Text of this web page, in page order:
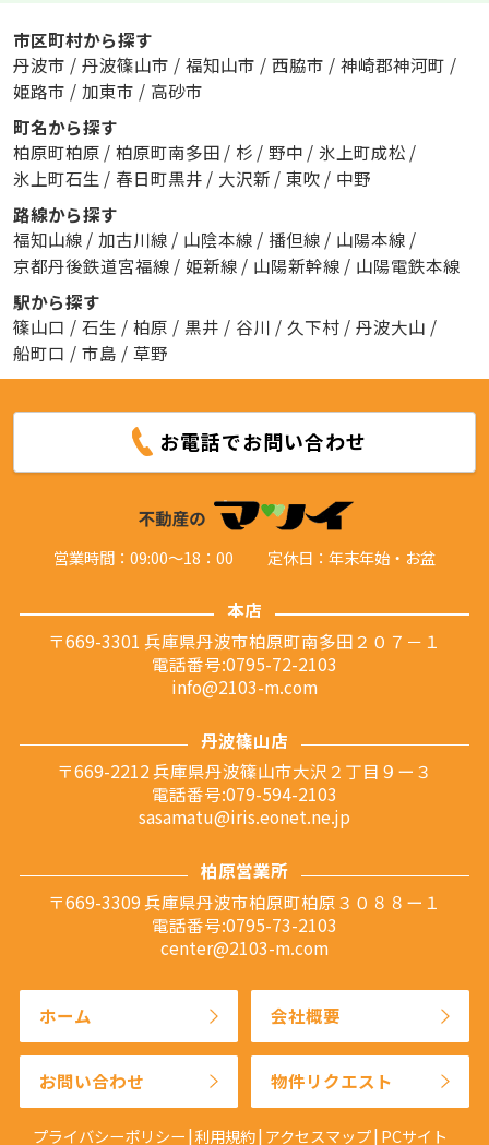
市区町村から探す
丹波市 / 丹波篠山市 / 福知山市 / 西脇市 / 神崎郡神河町 /
姫路市 / 加東市 / 高砂市
町名から探す
柏原町柏原 / 柏原町南多田 / 杉 / 野中 / 氷上町成松 /
氷上町石生 / 春日町黒井 / 大沢新 / 東吹 / 中野
路線から探す
福知山線 / 加古川線 / 山陰本線 / 播但線 / 山陽本線 /
京都丹後鉄道宮福線 / 姫新線 / 山陽新幹線 / 山陽電鉄本線
駅から探す
篠山口 / 石生 / 柏原 / 黒井 / 谷川 / 久下村 / 丹波大山 /
船町口 / 市島 / 草野
お電話でお問い合わせ
営業時間：09:00～18：00 定休日：年末年始・お盆
本店
〒669-3301 兵庫県丹波市柏原町南多田２０７－１
電話番号:0795-72-2103
info@2103-m.com
丹波篠山店
〒669-2212 兵庫県丹波篠山市大沢２丁目９ー３
電話番号:079-594-2103
sasamatu@iris.eonet.ne.jp
柏原営業所
〒669-3309 兵庫県丹波市柏原町柏原３０８８ー１
電話番号:0795-73-2103
center@2103-m.com
ホーム 会社概要
お問い合わせ 物件リクエスト
プライバシーポリシー 利用規約 アクセスマップ PCサイト